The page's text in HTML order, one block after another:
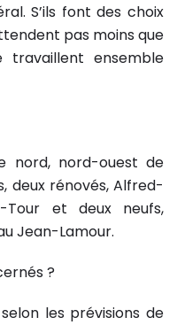
S’ils font des choix
pas moins que
travaillent ensemble
nord, nord-ouest de
deux rénovés, Alfred-
Tour et deux neufs,
Jean-Lamour.
?
les prévisions de